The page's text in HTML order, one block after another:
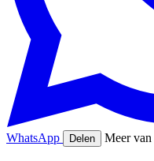
WhatsApp Delen Meer van